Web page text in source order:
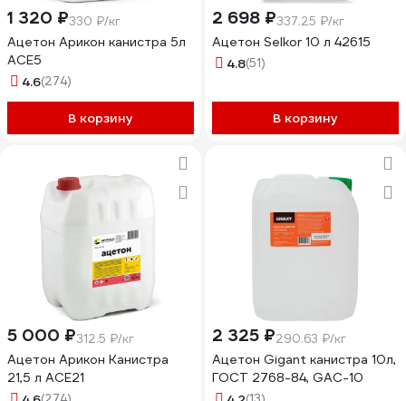
1 320 ₽330 ₽/кг
Ацетон Арикон канистра 5л
ACE5
4.6(274)
В корзину
2 698 ₽337.25 ₽/кг
Ацетон Selkor 10 л 42615
4.8(51)
В корзину
5 000 ₽312.5 ₽/кг
Ацетон Арикон Канистра
21,5 л ACE21
2 325 ₽290.63 ₽/кг
Ацетон Gigant канистра 10л,
ГОСТ 2768-84, GAC-10